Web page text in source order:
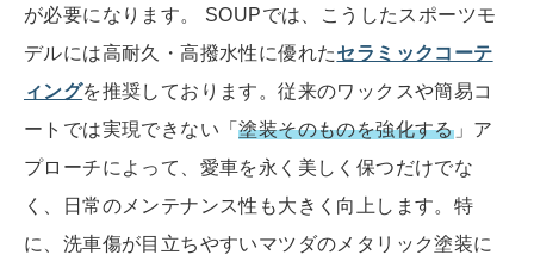
が必要になります。 SOUPでは、こうしたスポーツモ
デルには高耐久・高撥水性に優れたセラミックコーテ
ィングを推奨しております。従来のワックスや簡易コ
ートでは実現できない「塗装そのものを強化する」ア
プローチによって、愛車を永く美しく保つだけでな
く、日常のメンテナンス性も大きく向上します。特
に、洗車傷が目立ちやすいマツダのメタリック塗装に